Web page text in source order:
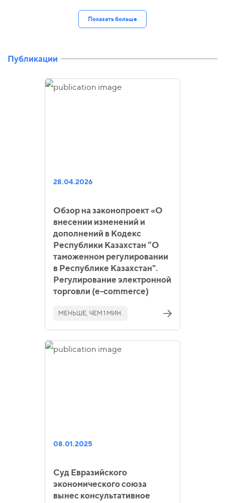
Показать больше
Публикации
28.04.2026
Обзор на законопроект «О
внесении изменений и
дополнений в Кодекс
Республики Казахстан “О
таможенном регулировании
в Республике Казахстан".
Регулирование электронной
торговли (e-commerce)
МЕНЬШЕ, ЧЕМ 1 МИН.
08.01.2025
Суд Евразийского
экономического союза
вынес консультативное